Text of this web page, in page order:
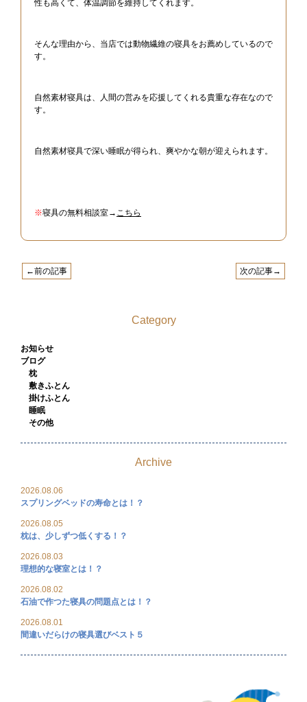
性も高くて、体温調節を維持してくれます。
そんな理由から、当店では動物繊維の寝具をお薦めしているので
す。
自然素材寝具は、人間の営みを応援してくれる貴重な存在なので
す。
自然素材寝具で深い睡眠が得られ、爽やかな朝が迎えられます。
※寝具の無料相談室→ こちら
←前の記事 次の記事→
Category
お知らせ
ブログ
枕
敷きふとん
掛けふとん
睡眠
その他
Archive
2026.08.06
スプリングベッドの寿命とは！？
2026.08.05
枕は、少しずつ低くする！？
2026.08.03
理想的な寝室とは！？
2026.08.02
石油で作つた寝具の問題点とは！？
2026.08.01
間違いだらけの寝具選びベスト５